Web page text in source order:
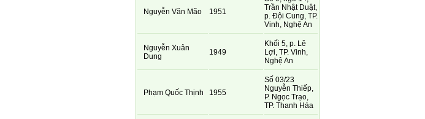
Nguyễn Văn Mão 1951
Trần Nhật Duật,
p. Đội Cung, TP.
Vinh, Nghệ An
Nguyễn Xuân
Dung
1949
Khối 5, p. Lê
Lợi, TP. Vinh,
Nghệ An
Phạm Quốc Thịnh 1955
Số 03/23
Nguyễn Thiếp,
P. Ngọc Trạo,
TP. Thanh Háa